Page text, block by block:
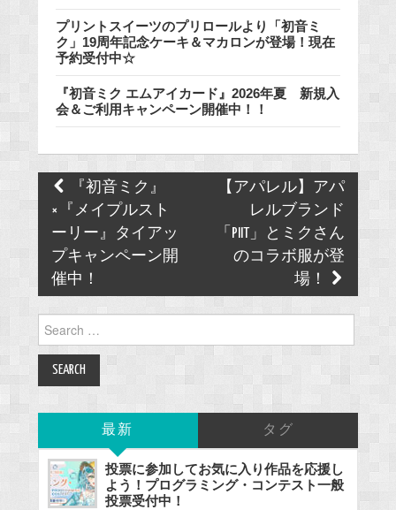
プリントスイーツのプリロールより「初音ミ
ク」19周年記念ケーキ＆マカロンが登場！現在
予約受付中☆
『初音ミク エムアイカード』2026年夏 新規入
会＆ご利用キャンペーン開催中！！
Post
navigation
『初音ミク』
×『メイプルスト
ーリー』タイアッ
プキャンペーン開
催中！
【アパレル】アパ
レルブランド
「PIIT」とミクさん
のコラボ服が登
場！
Search
for:
最新 タグ
投票に参加してお気に入り作品を応援し
よう！プログラミング・コンテスト一般
投票受付中！